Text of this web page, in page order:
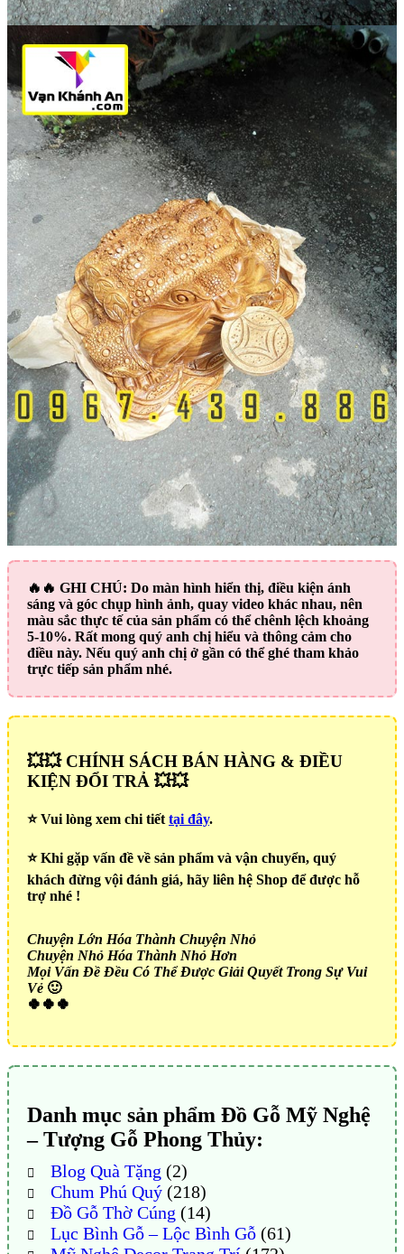
🔥🔥 GHI CHÚ: Do màn hình hiển thị, điều kiện ánh
sáng và góc chụp hình ảnh, quay video khác nhau, nên
màu sắc thực tế của sản phẩm có thể chênh lệch khoảng
5-10%. Rất mong quý anh chị hiểu và thông cảm cho
điều này. Nếu quý anh chị ở gần có thể ghé tham khảo
trực tiếp sản phẩm nhé.
💥💥 CHÍNH SÁCH BÁN HÀNG & ĐIỀU
KIỆN ĐỔI TRẢ 💥💥
⭐️ Vui lòng xem chi tiết tại đây.
⭐️ Khi gặp vấn đề về sản phẩm và vận chuyển, quý
khách đừng vội đánh giá, hãy liên hệ Shop để được hỗ
trợ nhé !
Chuyện Lớn Hóa Thành Chuyện Nhỏ
Chuyện Nhỏ Hóa Thành Nhỏ Hơn
Mọi Vấn Đề Đều Có Thể Được Giải Quyết Trong Sự Vui
Vẻ 🙂
🍀🍀🍀
Danh mục sản phẩm Đồ Gỗ Mỹ Nghệ
– Tượng Gỗ Phong Thủy:
Blog Quà Tặng (2)
Chum Phú Quý(218)
Đồ Gỗ Thờ Cúng (14)
Lục Bình Gỗ – Lộc Bình Gỗ(61)